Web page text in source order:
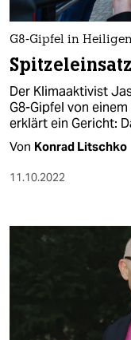
nord
wahrheit
verlag
verlag
veranstaltungen
fragen & hilfe
unterstützen
genossenschaft
G8-Gipfel in
Der Klimaaktivist
G8-Gipfel von
erklärt ein Gericht:
Von Konrad Litschko
11.10.2022